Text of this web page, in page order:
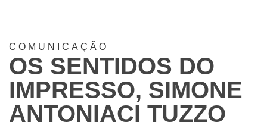
COMUNICAÇÃO
OS SENTIDOS DO
IMPRESSO, SIMONE
ANTONIACI TUZZO